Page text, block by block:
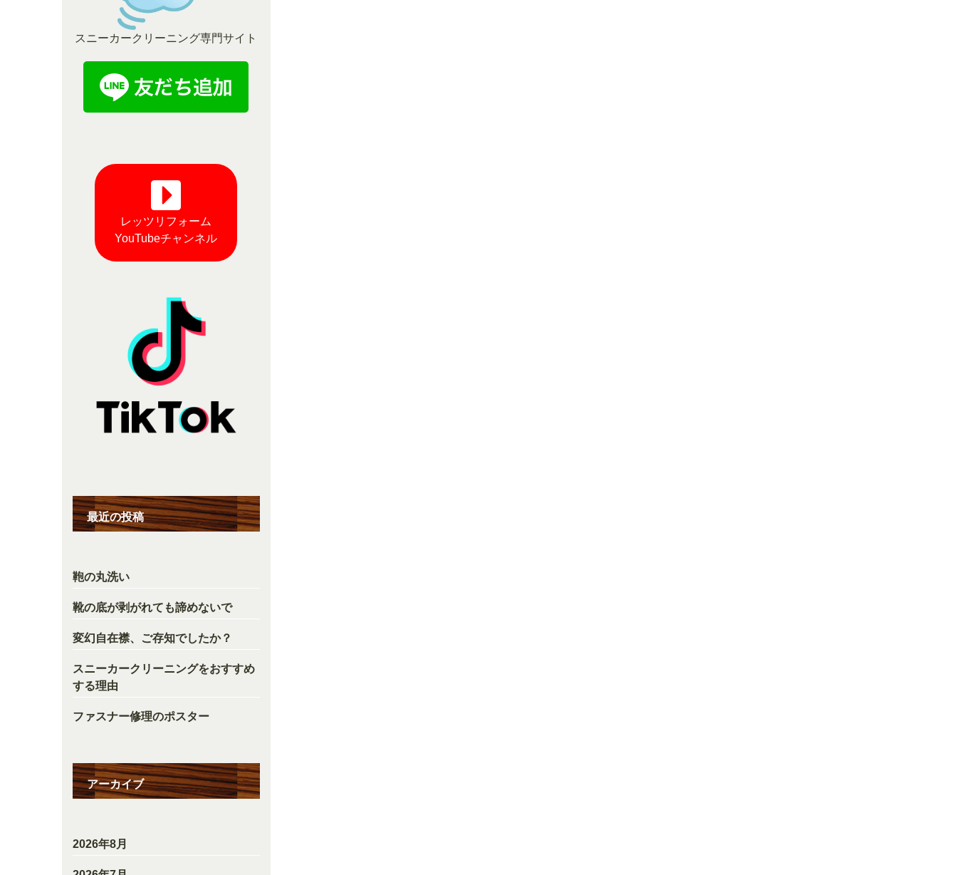
スニーカークリーニング専門サイト
レッツリフォーム
YouTubeチャンネル
最近の投稿
鞄の丸洗い
靴の底が剥がれても諦めないで
変幻自在襟、ご存知でしたか？
スニーカークリーニングをおすすめ
する理由
ファスナー修理のポスター
アーカイブ
2026年8月